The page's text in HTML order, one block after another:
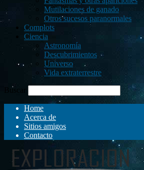
Mutilaciones de ganado
Otros sucesos paranormales
Complots
Ciencia
Astronomía
Descubrimientos
Universo
Vida extraterrestre
Buscar
Home
Acerca de
Sitios amigos
Contacto